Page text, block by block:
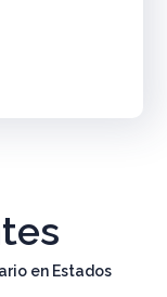
en Estados